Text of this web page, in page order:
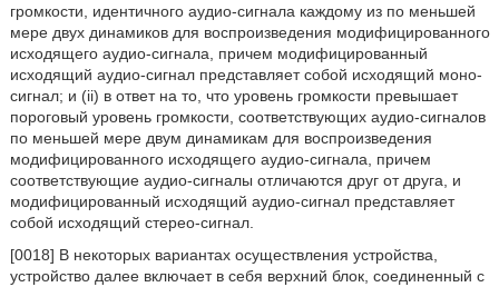
громкости, идентичного аудио-сигнала каждому из по меньшей
мере двух динамиков для воспроизведения модифицированного
исходящего аудио-сигнала, причем модифицированный
исходящий аудио-сигнал представляет собой исходящий моно-
сигнал; и (ii) в ответ на то, что уровень громкости превышает
пороговый уровень громкости, соответствующих аудио-сигналов
по меньшей мере двум динамикам для воспроизведения
модифицированного исходящего аудио-сигнала, причем
соответствующие аудио-сигналы отличаются друг от друга, и
модифицированный исходящий аудио-сигнал представляет
собой исходящий стерео-сигнал.
[0018] В некоторых вариантах осуществления устройства,
устройство далее включает в себя верхний блок, соединенный с